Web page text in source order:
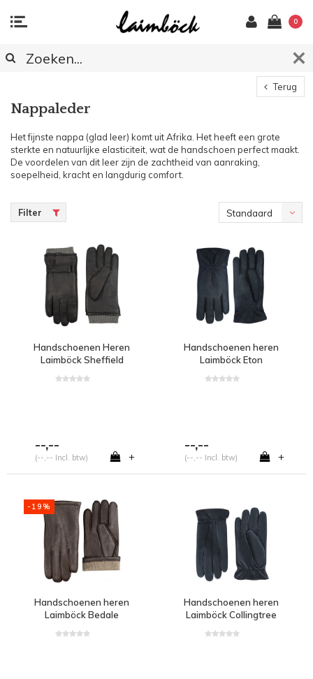
0
Terug
Nappaleder
Het fijnste nappa (glad leer) komt uit Afrika. Het heeft een grote
sterkte en natuurlijke elasticiteit, wat de handschoen perfect maakt.
De voordelen van dit leer zijn de zachtheid van aanraking,
soepelheid, kracht en langdurig comfort.
Filter Standaard
Handschoenen Heren
Laimböck Sheffield
--,--
(--,-- Incl. btw) +
Handschoenen heren
Laimböck Eton
--,--
(--,-- Incl. btw) +
-19%
Handschoenen heren
Laimböck Bedale
Handschoenen heren
Laimböck Collingtree